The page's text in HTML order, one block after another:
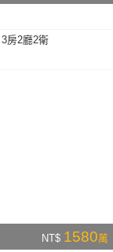
3房2廳2衛
NT$ 1580萬